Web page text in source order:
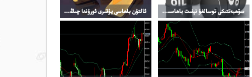
سۆھبەتتىكى توسالغۇ نېفىت باھاسىنىڭ ئۆرلىشىگە تىرەك بولدى ئالتۇن باھاسى يۇقىرى ئورۇندا چىڭ تۇرماقتا